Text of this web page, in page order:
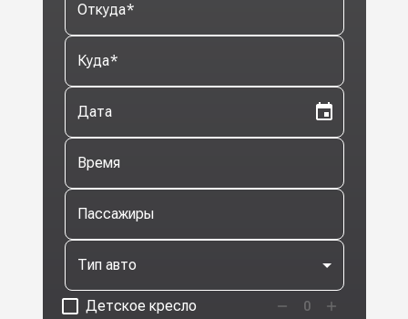
Откуда*
Куда*
Дата
Время
Пассажиры
Тип авто
Детское кресло 0